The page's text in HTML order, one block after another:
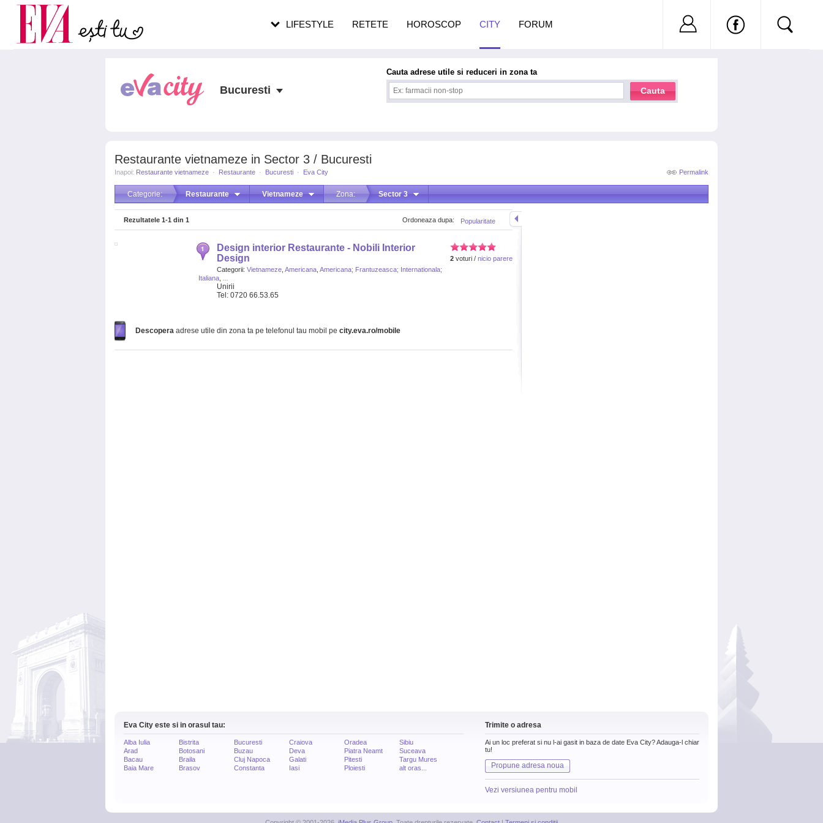
Restaurante vietnameze in Sector 3 / Bucuresti
Permalink
Inapoi: Restaurante vietnameze · Restaurante · Bucuresti · Eva City
Categorie: Restaurante Vietnameze Zona: Sector 3
Popularitate
Ordoneaza dupa:
Rezultatele 1-1 din 1
2 voturi / nicio parere
Design interior Restaurante - Nobili Interior
Design
Categorii: Vietnameze Americana Americana; Frantuzeasca; Internationala;
Italiana
Unirii
Tel: 0720 66.53.65
Descopera adrese utile din zona ta pe telefonul tau mobil pe city.eva.ro/mobile
Eva City este si in orasul tau:
Alba Iulia
Arad
Bacau
Baia Mare
Bistrita
Botosani
Braila
Brasov
Bucuresti
Buzau
Cluj Napoca
Constanta
Craiova
Deva
Galati
Iasi
Oradea
Piatra Neamt
Pitesti
Ploiesti
Sibiu
Suceava
Targu Mures
alt oras...
Trimite o adresa
Ai un loc preferat si nu l-ai gasit in baza de date Eva City? Adauga-l chiar
tu!
Propune adresa noua
Vezi versiunea pentru mobil
Bucuresti
Cauta adrese utile si reduceri in zona ta
Cauta
LIFESTYLE RETETE HOROSCOP CITY FORUM Nu ai cont?
Carieră
Actualitate